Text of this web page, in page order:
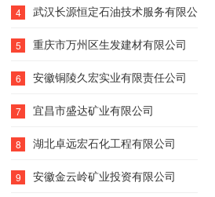
4 武汉长源恒定石油技术服务有限公司
5 重庆市万州区生发建材有限公司
6 安徽铜陵久宏实业有限责任公司
7 宜昌市盛达矿业有限公司
8 湖北卓远宏石化工程有限公司
9 安徽金云岭矿业投资有限公司